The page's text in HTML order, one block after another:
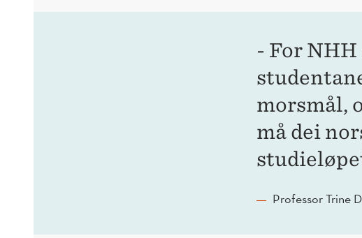
- For
morsmål,
må dei
Professor Trine